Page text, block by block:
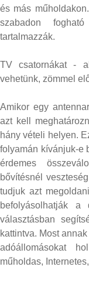
és más
szabadon
tartalmazzák.
TV csatornákat -
vehetünk, zömmel
Amikor egy
azt kell
hány vételi helyen.
folyamán kívánjuk-e
érdemes
bővítésnél
tudjuk azt
befolyásolhatják
választásban
kattintva. Most
adóállomásokat
műholdas,